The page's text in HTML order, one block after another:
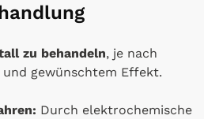
zu behandeln, je nach
gewünschtem Effekt.
Durch elektrochemische